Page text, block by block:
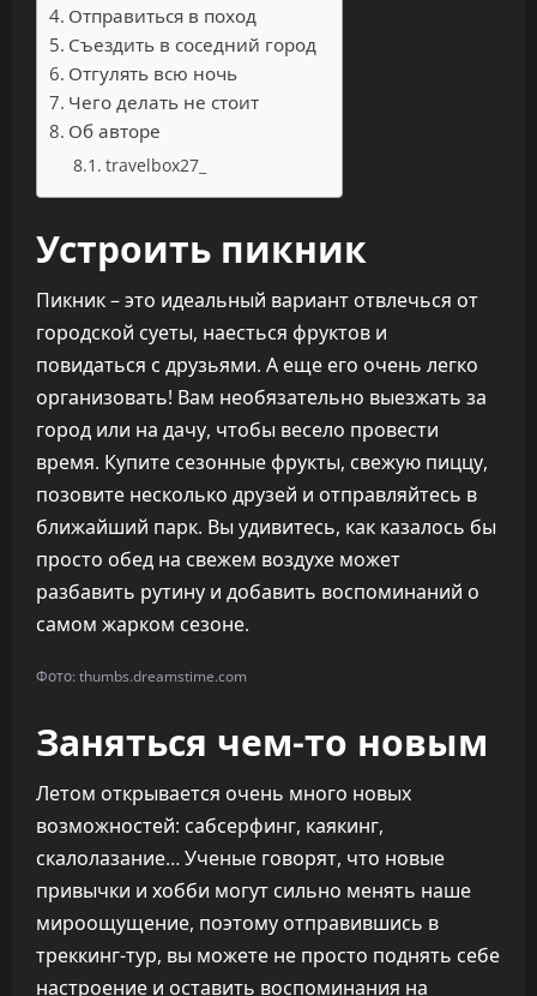
Отправиться в поход
Съездить в соседний город
Отгулять всю ночь
Чего делать не стоит
Об авторе
travelbox27_
Устроить пикник
Пикник – это идеальный вариант отвлечься от
городской суеты, наесться фруктов и
повидаться с друзьями. А еще его очень легко
организовать! Вам необязательно выезжать за
город или на дачу, чтобы весело провести
время. Купите сезонные фрукты, свежую пиццу,
позовите несколько друзей и отправляйтесь в
ближайший парк. Вы удивитесь, как казалось бы
просто обед на свежем воздухе может
разбавить рутину и добавить воспоминаний о
самом жарком сезоне.
Фото: thumbs.dreamstime.com
Заняться чем-то новым
Летом открывается очень много новых
возможностей: сабсерфинг, каякинг,
скалолазание… Ученые говорят, что новые
привычки и хобби могут сильно менять наше
мироощущение, поэтому отправившись в
треккинг-тур, вы можете не просто поднять себе
настроение и оставить воспоминания на